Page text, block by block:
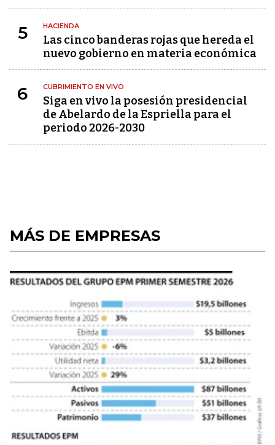
5 HACIENDA
Las cinco banderas rojas que hereda el
nuevo gobierno en materia económica
6 CUBRIMIENTO EN VIVO
Siga en vivo la posesión presidencial
de Abelardo de la Espriella para el
periodo 2026-2030
MÁS DE EMPRESAS